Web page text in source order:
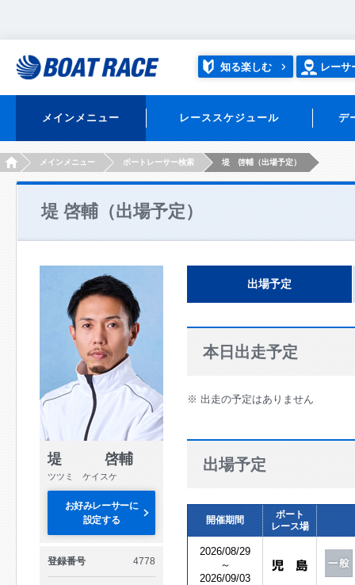
知る楽しむ レーサ
メインメニュー レーススケジュール デ
HOMEメインメニュー ボートレーサー検索 堤 啓輔（出場予定）
堤 啓輔（出場予定）
堤 啓輔
ツツミ ケイスケ
お好みレーサーに
設定する
登録番号 4778
出場予定
本日出走予定
※ 出走の予定はありません
出場予定
開催期間
ボート
レース場
2026/08/29
～
2026/09/03